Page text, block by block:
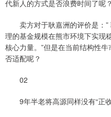
代新人的方式是否浪费时间了呢？
卖方对于耿嘉洲的评价是：”
理的基金规模在熊市环境下实现
核心力量。”但是在当前结构性
否适配呢？
02
9年半老将高源同样没有“正